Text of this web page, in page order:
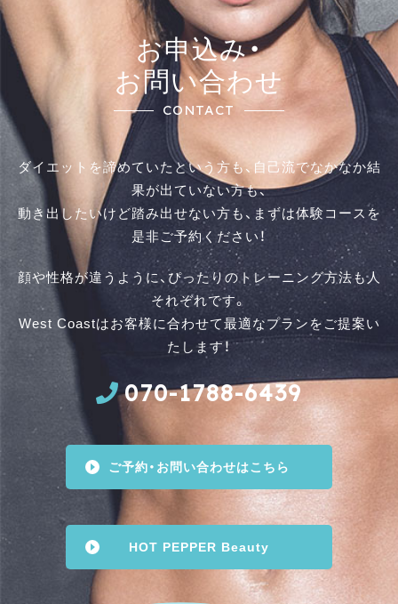
お申込み・
お問い合わせ
CONTACT
ダイエットを諦めていたという方も、自己流でなかなか結
果が出ていない方も、
動き出したいけど踏み出せない方も、まずは体験コースを
是⾮ご予約ください！
顔や性格が違うように、ぴったりのトレーニング方法も人
それぞれです。
West Coastはお客様に合わせて最適なプランをご提案い
たします！
070-1788-6439
ご予約・お問い合わせはこちら
HOT PEPPER Beauty